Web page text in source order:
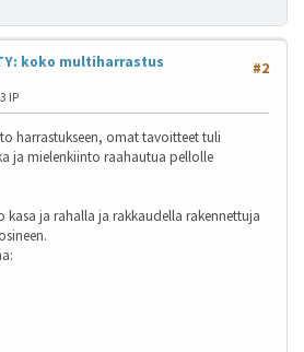
#2
koko multiharrastus
IP
harrastukseen, omat tavoitteet tuli
ja mielenkiinto raahautua pellolle
kasa ja rahalla ja rakkaudella rakennettuja